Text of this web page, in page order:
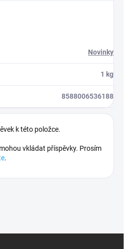
Novinky
1 kg
8588006536188
k této položce.
vkládat příspěvky. Prosím
.